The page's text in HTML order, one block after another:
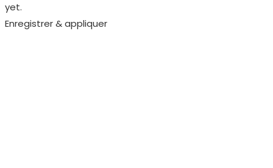
yet.
Enregistrer & appliquer